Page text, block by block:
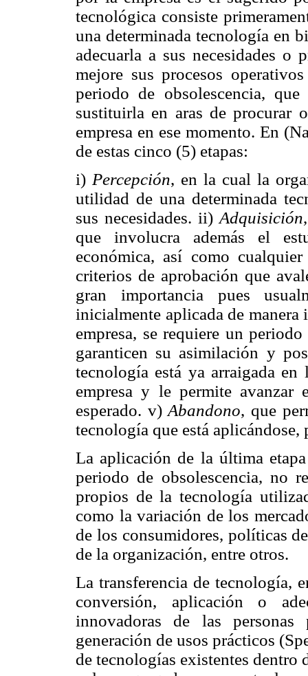
tecnológica consiste
una determinada tecnología en
adecuarla a sus necesidades o
mejore sus procesos
periodo de obsolescencia,
sustituirla en aras de procurar
empresa en ese momento. En
de estas cinco (5) etapas:
i) Percepción, en la cual la
utilidad de una determinada
sus necesidades. ii) Adquisición
que involucra además el
económica, así como
criterios de aprobación que
gran importancia pues
inicialmente aplicada de manera
empresa, se requiere un
garanticen su asimilación y
tecnología está ya arraigada
empresa y le permite
esperado. v)Abandono, que
tecnología que está aplicándose,
La aplicación de la última
periodo de obsolescencia, no
propios de la tecnología
como la variación de los
de los consumidores, políticas
de la organización, entre otros.
La transferencia de tecnología,
conversión, aplicación o
innovadoras de las
generación de usos prácticos
de tecnologías existentes dentro